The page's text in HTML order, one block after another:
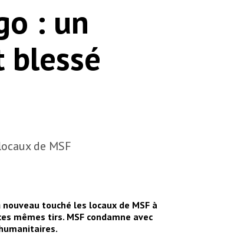
: un
blessé
de MSF
touché les locaux de MSF à
mêmes tirs. MSF condamne avec